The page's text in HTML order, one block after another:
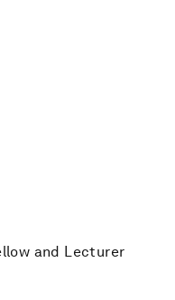
and Lecturer